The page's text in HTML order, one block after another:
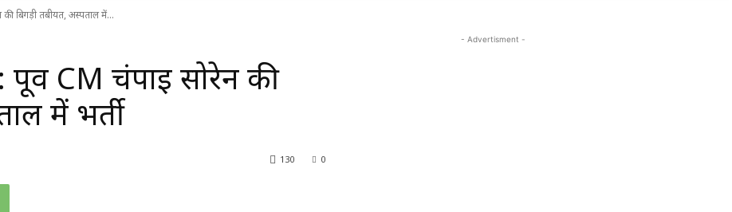
बिगड़ी तबीयत, अस्पताल में...
CM चंपाई सोरेन की
में भर्ती
0
130
- Advertisment -